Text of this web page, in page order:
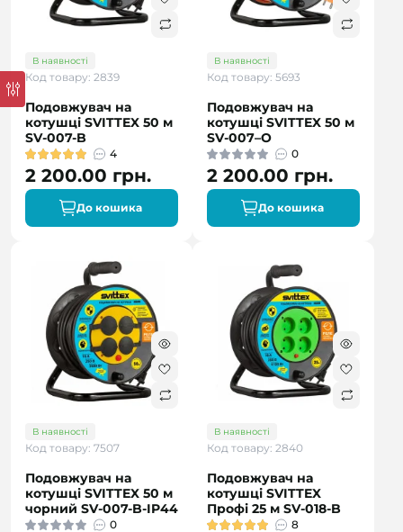
В наявності
Код товару: 2839
Подовжувач на
котушці SVITTEX 50 м
SV-007-B
4
2 200.00 грн.
До кошика
В наявності
Код товару: 5693
Подовжувач на
котушці SVITTEX 50 м
SV-007–О
0
2 200.00 грн.
До кошика
В наявності
Код товару: 7507
Подовжувач на
котушці SVITTEX 50 м
чорний SV-007-B-IP44
0
В наявності
Код товару: 2840
Подовжувач на
котушці SVITTEX
Профі 25 м SV-018-B
8